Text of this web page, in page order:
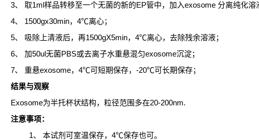
3、 取1ml样品转移至一个无菌的新的EP管中，加入exosome 分离纯化溶
4、 1500gx30min， 4℃离心；
5、 吸除上清液后，再1500gX5min， 4℃离心，去除残余溶液；
6、 加50ul无菌PBS或去离子水重悬混匀exosome沉淀；
7、 重悬exosome， 4℃可短期保存， -20℃可长期保存；
结果与观察
Exosome为半托杯状结构，粒径范围多在20-200nm.
注意事项：
1、 本试剂可室温保存， 4℃保存也可。